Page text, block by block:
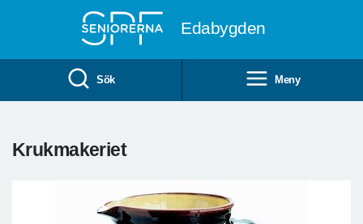
Edabygden
Sök Meny
Krukmakeriet